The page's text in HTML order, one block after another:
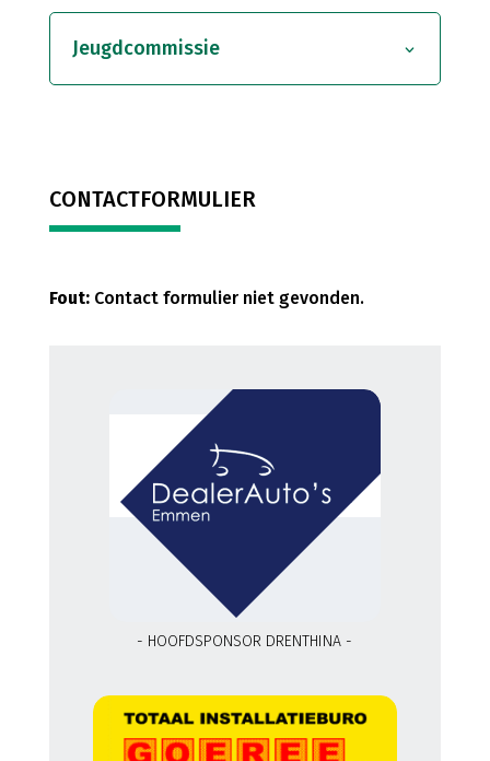
Jeugdcommissie
CONTACTFORMULIER
Fout:Contact formulier niet gevonden.
- HOOFDSPONSOR DRENTHINA -